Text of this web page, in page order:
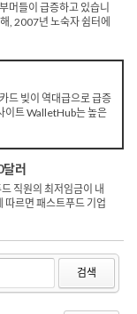
머들이 급증하고 있습니
, 2007년 노숙자 쉼터에
년에는 23%로 상승했
드 빚이 역대급으로 급증
이트 WalletHub는 높은
미국에서 크레딧 카드에
러
직원의 최저임금이 내
따르면 패스트푸드 기업
을 20달러로 인상하기
검색